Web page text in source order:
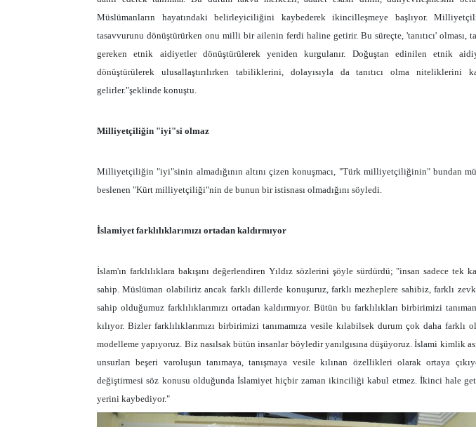
Müslümanların hayatındaki belirleyiciliğini kaybederek ikincilleşmeye başlıyor.
tasavvurunu dönüştürürken onu milli bir ailenin ferdi haline getirir. Bu süreçte, 'tanıtıcı' olması,
gereken etnik aidiyetler dönüştürülerek yeniden kurgulanır. Doğuştan edinilen etnik
dönüştürülerek ulusallaştırılırken tabiliklerini, dolayısıyla da tanıtıcı olma niteliklerini
gelirler."şeklinde konuştu.
Milliyetçiliğin "iyi"si olmaz
Milliyetçiliğin "iyi"sinin almadığının altını çizen konuşmacı, "Türk milliyetçiliğinin" bundan
beslenen "Kürt milliyetçiliği"nin de bunun bir istisnası olmadığını söyledi.
İslamiyet farklılıklarımızı ortadan kaldırmıyor
İslam'ın farklılıklara bakışını değerlendiren Yıldız sözlerini şöyle sürdürdü; "insan sadece
sahip. Müslüman olabiliriz ancak farklı dillerde konuşuruz, farklı mezheplere sahibiz, farklı
sahip olduğumuz farklılıklarımızı ortadan kaldırmıyor. Bütün bu farklılıkları birbirimizi
kılıyor. Bizler farklılıklarımızı birbirimizi tanımamıza vesile kılabilsek durum çok daha farklı
modelleme yapıyoruz. Biz nasılsak bütün insanlar böyledir yanılgısına düşüyoruz. İslami kimlik
unsurları beşeri varoluşun tanımaya, tanışmaya vesile kılınan özellikleri olarak ortaya
değiştirmesi söz konusu olduğunda İslamiyet hiçbir zaman ikinciliği kabul etmez. İkinci hale
yerini kaybediyor."